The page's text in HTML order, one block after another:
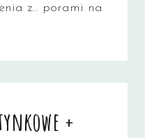
z… porami na
+